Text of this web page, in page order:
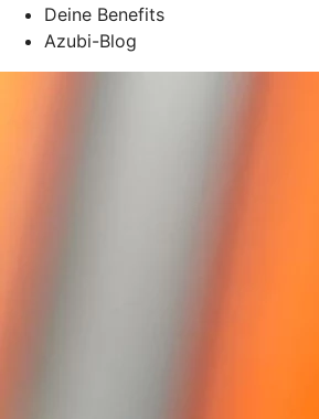
Deine Benefits
Azubi-Blog